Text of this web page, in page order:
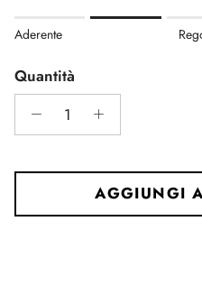
Rating of 1 means Aderente.
Rating of 5 means Morbida.
The rating of this product for
Aderente
Quantità
AGGIUNGI